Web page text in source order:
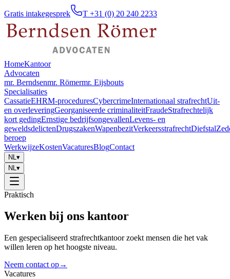
Gratis intakegesprek T +31 (0) 20 240 2233
HomeKantoor
Advocaten
mr. Berndsenmr. Römermr. Eijsbouts
Specialisaties
CassatieEHRM-proceduresCybercrimeInternationaal strafrechtUit-
en overleveringGeorganiseerde criminaliteitFraudeStrafrechtelijk
kort gedingErnstige bedrijfsongevallenLevens- en
geweldsdelictenDrugszakenWapenbezitVerkeersstrafrechtDiefstal
beroep
WerkwijzeKostenVacaturesBlogContact
NL ▾
NL ▾
Praktisch
Werken bij ons kantoor
Een gespecialiseerd strafrechtkantoor zoekt mensen die het vak
willen leren op het hoogste niveau.
Neem contact op→
Vacatures